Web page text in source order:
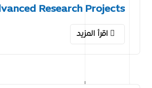
Research Projects
اقرأ المزيد